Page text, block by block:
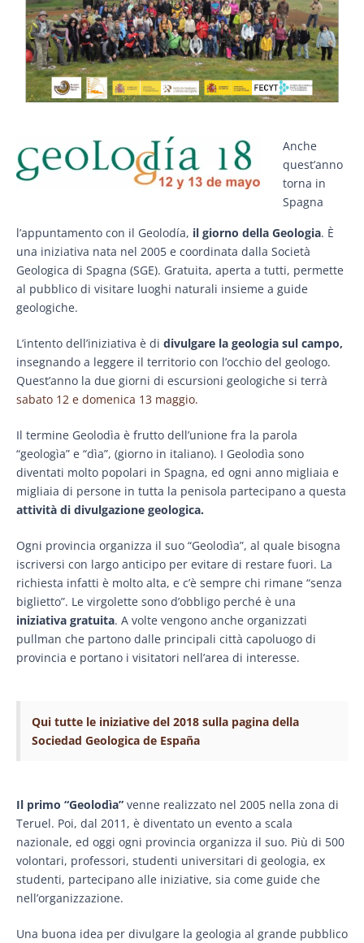
Anche
quest’anno
torna in
Spagna
l’appuntamento con il Geolodía, il giorno della Geologia. È
una iniziativa nata nel 2005 e coordinata dalla Società
Geologica di Spagna (SGE). Gratuita, aperta a tutti, permette
al pubblico di visitare luoghi naturali insieme a guide
geologiche.
L’intento dell’iniziativa è di divulgare la geologia sul campo,
insegnando a leggere il territorio con l’occhio del geologo.
Quest’anno la due giorni di escursioni geologiche si terrà
sabato 12 e domenica 13 maggio.
Il termine Geolodìa è frutto dell’unione fra la parola
“geologìa” e “dìa”, (giorno in italiano). I Geolodìa sono
diventati molto popolari in Spagna, ed ogni anno migliaia e
migliaia di persone in tutta la penisola partecipano a questa
attività di divulgazione geologica.
Ogni provincia organizza il suo “Geolodìa”, al quale bisogna
iscriversi con largo anticipo per evitare di restare fuori. La
richiesta infatti è molto alta, e c’è sempre chi rimane “senza
biglietto”. Le virgolette sono d’obbligo perché è una
iniziativa gratuita. A volte vengono anche organizzati
pullman che partono dalle principali città capoluogo di
provincia e portano i visitatori nell’area di interesse.
Qui tutte le iniziative del 2018 sulla pagina della
Sociedad Geologica de España
Il primo “Geolodìa” venne realizzato nel 2005 nella zona di
Teruel. Poi, dal 2011, è diventato un evento a scala
nazionale, ed oggi ogni provincia organizza il suo. Più di 500
volontari, professori, studenti universitari di geologia, ex
studenti, partecipano alle iniziative, sia come guide che
nell’organizzazione.
Una buona idea per divulgare la geologia al grande pubblico